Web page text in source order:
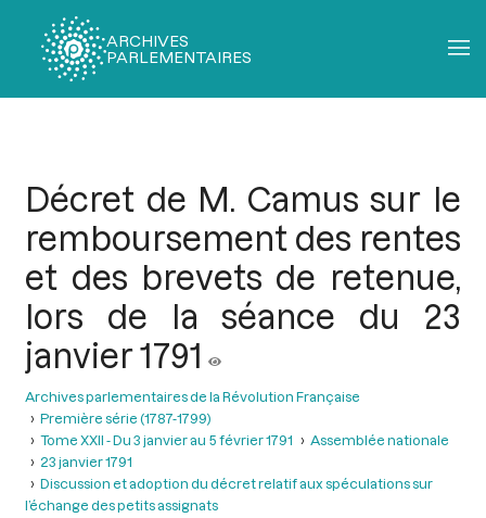
ARCHIVES
PARLEMENTAIRES
Décret de M. Camus sur le
remboursement des rentes
et des brevets de retenue,
lors de la séance du 23
janvier 1791
Archives parlementaires de la Révolution Française
Première série (1787-1799)
Tome XXII - Du 3 janvier au 5 février 1791
Assemblée nationale
23 janvier 1791
Discussion et adoption du décret relatif aux spéculations sur
l’échange des petits assignats